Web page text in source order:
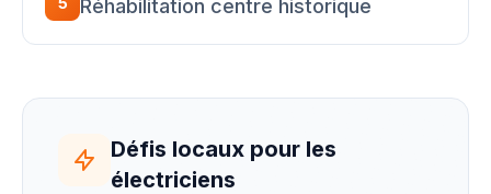
Réhabilitation centre historique
Défis locaux pour les
électriciens